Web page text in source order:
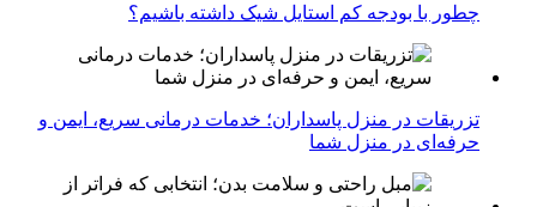
چطور با بودجه کم استایل شیک داشته باشیم؟
تزریقات در منزل پاسداران؛ خدمات درمانی سریع، ایمن و
حرفه‌ای در منزل شما